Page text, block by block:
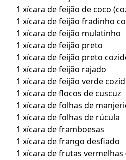
1 xícara de feijão de coco
1 xícara de feijão fradinho
1 xícara de feijão mulatinho
1 xícara de feijão preto
1 xícara de feijão preto
1 xícara de feijão rajado
1 xícara de feijão verde
1 xícara de flocos de cuscuz
1 xícara de folhas de
1 xícara de folhas de rúcula
1 xícara de framboesas
1 xícara de frango desfiado
1 xícara de frutas